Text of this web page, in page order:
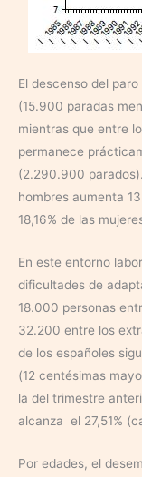
El descenso del
(15.900 paradas
mientras que entre
permanece
(2.290.900
hombres aumenta
18,16% de las
En este entorno
dificultades de
18.000 personas
32.200 entre los
de los españoles
(12 centésimas
la del trimestre
alcanza el 27,51%
Por edades, el